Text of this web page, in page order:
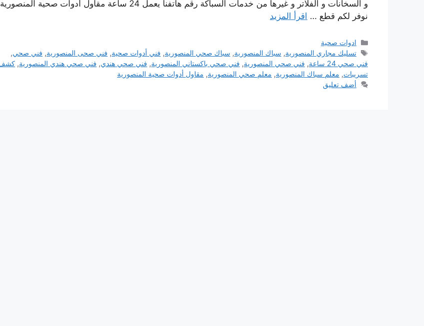
و السخانات و الفلاتر و غيرها من خدمات السباكة رقم هاتفنا يعمل 24 ساعة مقاول أدوات صحية المنصورية
نوفر لكم قطع … اقرأ المزيد
التصنيفات
ادوات صحية
الوسوم
تسليك مجاري المنصورية, سباك المنصورية, سباك صحي المنصورية, فني أدوات صحية, فني صحى المنصورية, فني صحي,
فني صحي 24 ساعة
, فني صحي المنصورية, فني صحي باكستاني المنصورية, فني صحي هندي, فني صحي هندي المنصورية,
تسريبات, معلم سباك المنصورية, معلم صحي المنصورية, مقاول أدوات صحية المنصورية
أضف تعليق